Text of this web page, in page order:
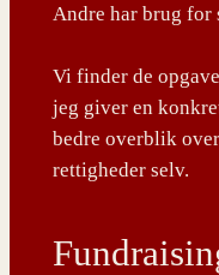
Andre har brug for
Vi finder de
jeg giver en
bedre overblik
rettigheder selv.